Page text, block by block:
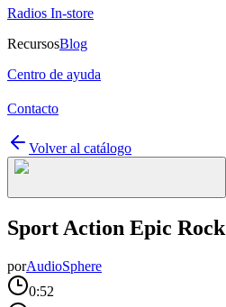
Radios In-store
RecursosBlog
Centro de ayuda
Contacto
Volver al catálogo
Sport Action Epic Rock
porAudioSphere
0:52